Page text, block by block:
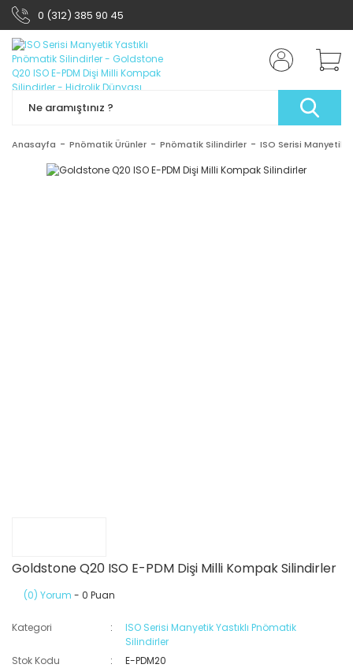
0 (312) 385 90 45
Anasayfa Pnömatik Ürünler Pnömatik Silindirler ISO Serisi Manyetik
Goldstone Q20 ISO E-PDM Dişi Milli Kompak Silindirler
(0) Yorum - 0 Puan
Kategori
ISO Serisi Manyetik Yastıklı Pnömatik
Silindirler
Stok Kodu
E-PDM20